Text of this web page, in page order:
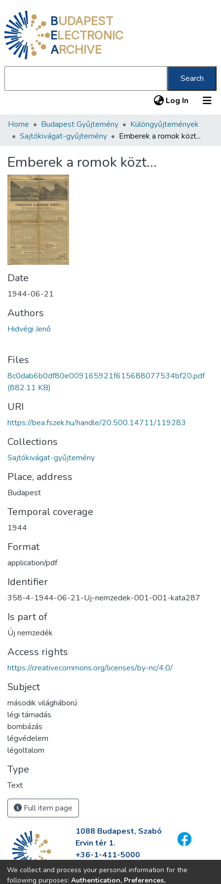
BUDAPEST
ELECTRONIC
ARCHIVE
Search
Log In (current)
Communities & Collections
Statistics
About us
Home Budapest Gyűjtemény
Különgyűjtemények
Sajtókivágat-gyűjtemény
Emberek a romok közt...
Emberek a romok közt...
Date
1944-06-21
Authors
Hidvégi Jenő
Files
8c0dab6b0df80e009165921f615688077534bf20.pdf
(882.11 KB)
URI
https://bea.fszek.hu/handle/20.500.14711/119283
Collections
Sajtókivágat-gyűjtemény
Place, address
Budapest
Temporal coverage
1944
Format
application/pdf
Identifier
358-4-1944-06-21-Uj-nemzedek-001-001-kata287
Is part of
Új nemzedék
Access rights
https://creativecommons.org/licenses/by-nc/4.0/
Subject
második világháború
légi támadás
bombázás
légvédelem
légoltalom
Type
Text
Full item page
1088 Budapest, Szabó
Ervin tér 1.
+36-1-411-5000
info@fszek.hu
https://fszek.hu
We collect and process your personal information for the
following purposes: Authentication, Preferences,